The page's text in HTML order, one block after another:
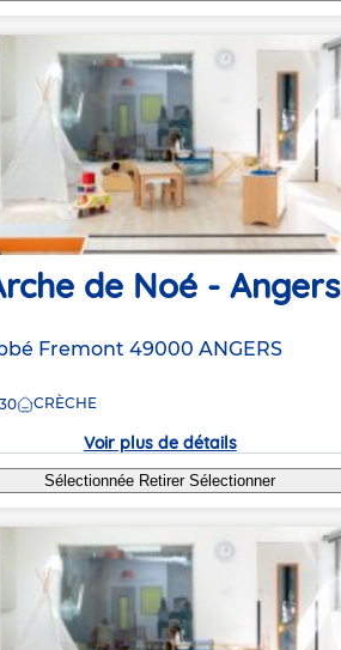
de Noé - Angers
Fremont 49000 ANGERS
CRÈCHE
Voir plus de détails
Sélectionnée RetirerSélectionner